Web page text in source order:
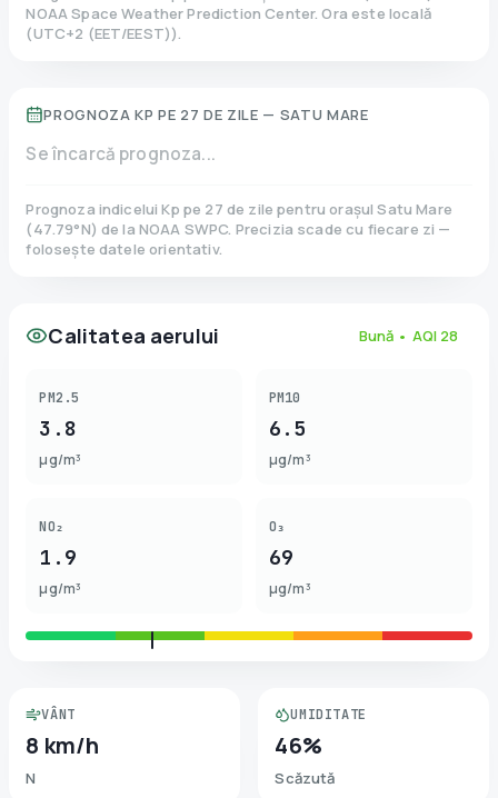
NOAA Space Weather Prediction Center. Ora este locală
(UTC+2 (EET/EEST)).
PROGNOZA KP PE 27 DE ZILE — SATU MARE
Se încarcă prognoza...
Prognoza indicelui Kp pe 27 de zile pentru orașul Satu Mare
(47.79°N)de la NOAA SWPC. Precizia scade cu fiecare zi —
folosește datele orientativ.
Calitatea aerului Bună • AQI 28
PM2.5
3.8
µg/m³
PM10
6.5
µg/m³
NO₂
1.9
µg/m³
O₃
69
µg/m³
VÂNT
8 km/h
N
UMIDITATE
46%
Scăzută